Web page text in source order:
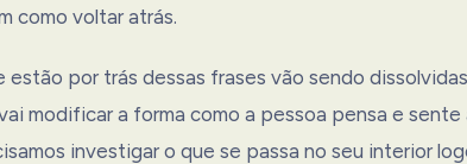
como voltar atrás.
por trás dessas frases vão sendo
modificar a forma como a pessoa pensa e
investigar o que se passa no seu interior